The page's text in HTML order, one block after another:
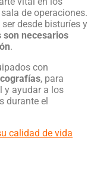
de operaciones.
desde bisturíes y
son necesarios
.
con
, para
y ayudar a los
durante el
calidad de vida